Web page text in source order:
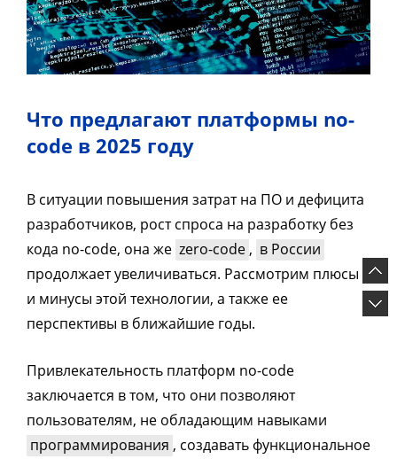
Что предлагают платформы no-
code в 2025 году
В ситуации повышения затрат на ПО и дефицита
разработчиков, рост спроса на разработку без
кода no-code, она же zero-code , в России
продолжает увеличиваться. Рассмотрим плюсы
и минусы этой технологии, а также ее
перспективы в ближайшие годы.
Привлекательность платформ no-code
заключается в том, что они позволяют
пользователям, не обладающим навыками
программирования , создавать функциональное